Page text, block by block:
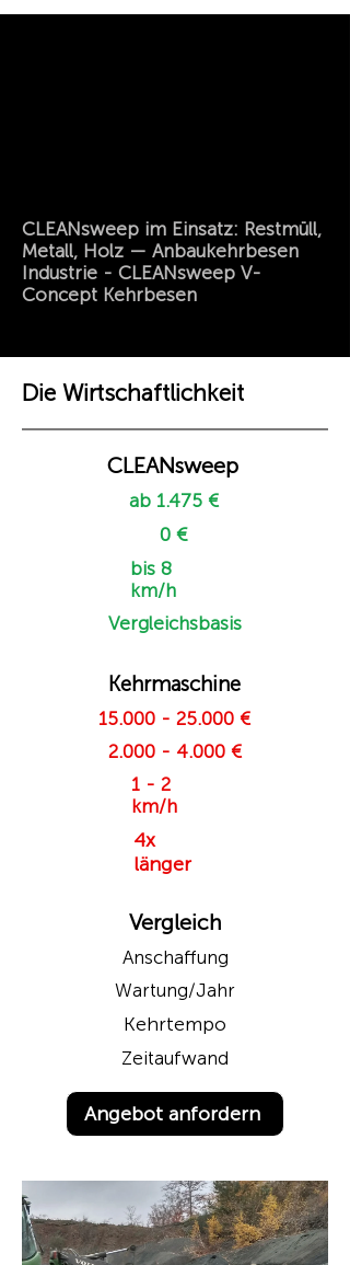
CLEANsweep im Einsatz: Restmüll,
Metall, Holz — Anbaukehrbesen
Industrie - CLEANsweep V-
Concept Kehrbesen
Die Wirtschaftlichkeit
CLEANsweep
ab 1.475 €
0 €
bis 8
km/h
Vergleichsbasis
Kehrmaschine
15.000 - 25.000 €
2.000 - 4.000 €
1 - 2
km/h
4x
länger
Vergleich
Anschaffung
Wartung/Jahr
Kehrtempo
Zeitaufwand
Angebot anfordern